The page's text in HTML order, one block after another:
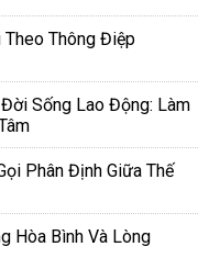
Theo Thông Điệp
Sống Lao Động: Làm
Phân Định Giữa Thế
Hòa Bình Và Lòng